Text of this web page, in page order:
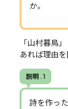
か。
「山村暮鳥
あれば理由を
説明 . 1
詩を作っ